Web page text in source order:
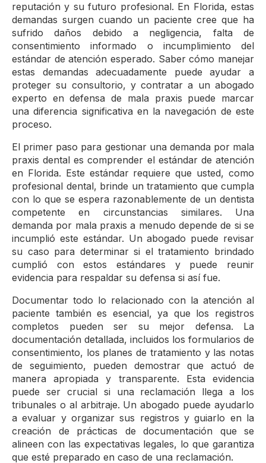
reputación y su futuro profesional. En Florida, estas
demandas surgen cuando un paciente cree que ha
sufrido daños debido a negligencia, falta de
consentimiento informado o incumplimiento del
estándar de atención esperado. Saber cómo manejar
estas demandas adecuadamente puede ayudar a
proteger su consultorio, y contratar a un abogado
experto en defensa de mala praxis puede marcar
una diferencia significativa en la navegación de este
proceso.
El primer paso para gestionar una demanda por mala
praxis dental es comprender el estándar de atención
en Florida. Este estándar requiere que usted, como
profesional dental, brinde un tratamiento que cumpla
con lo que se espera razonablemente de un dentista
competente en circunstancias similares. Una
demanda por mala praxis a menudo depende de si se
incumplió este estándar. Un abogado puede revisar
su caso para determinar si el tratamiento brindado
cumplió con estos estándares y puede reunir
evidencia para respaldar su defensa si así fue.
Documentar todo lo relacionado con la atención al
paciente también es esencial, ya que los registros
completos pueden ser su mejor defensa. La
documentación detallada, incluidos los formularios de
consentimiento, los planes de tratamiento y las notas
de seguimiento, pueden demostrar que actuó de
manera apropiada y transparente. Esta evidencia
puede ser crucial si una reclamación llega a los
tribunales o al arbitraje. Un abogado puede ayudarlo
a evaluar y organizar sus registros y guiarlo en la
creación de prácticas de documentación que se
alineen con las expectativas legales, lo que garantiza
que esté preparado en caso de una reclamación.